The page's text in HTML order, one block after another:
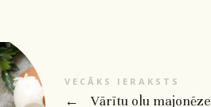
VECĀKS IERAKSTS
← Vārītu olu majonēze